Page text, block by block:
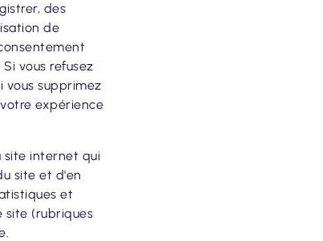
des
de
vous refusez
vous supprimez
expérience
site internet qui
site et d'en
et
site (rubriques